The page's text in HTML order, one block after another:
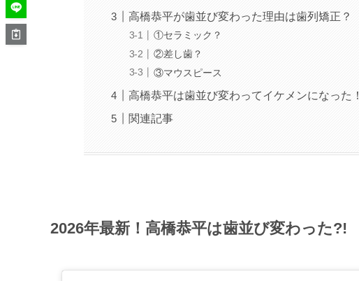
高橋恭平が歯並び変わった理由は歯列矯正？
①セラミック？
②差し歯？
③マウスピース
高橋恭平は歯並び変わってイケメンになった！
関連記事
2026年最新！高橋恭平は歯並び変わった?!